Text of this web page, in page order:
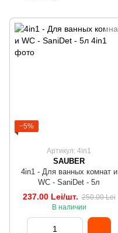
−5%
Артикул: 4in1
SAUBER
4in1 - Для ванных комнат и
WC - SaniDet - 5л
237.00 Lei/шт. 250.00 Lei
В наличии